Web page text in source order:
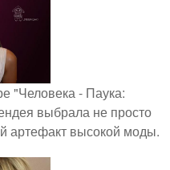
"Человека - Паука:
выбрала не просто
артефакт высокой моды.